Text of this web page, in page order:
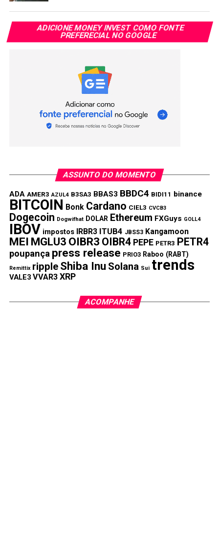
Compartilhar:
Copy
WhatsApp
Twitter
Facebook
Reddit
Email
Banco Inter: Correntistas reclamam de falhas no
saques e débitos duplicados
NÃO PERCA:
WhatsApp anuncia que passou de 2 bilhões de
ADICIONE MONEY INVEST COMO FONTE
PREFERECIAL NO GOOGLE
ASSUNTO DO MOMENTO
ADA AMER3 AZUL4 B3SA3 BBAS3 BBDC4 BIDI11 binance
BITCOIN Bonk Cardano CIEL3 CVCB3
Dogecoin Dogwifhat DOLAR Ethereum FXGuys GOLL4
IBOV impostos IRBR3 ITUB4 JBSS3 Kangamoon
MEI MGLU3 OIBR3 OIBR4 PEPE PETR3 PETR4
poupança press release PRIO3 Raboo (RABT)
Remittix ripple Shiba Inu Solana Sui trends
VALE3 VVAR3 XRP
ACOMPANHE